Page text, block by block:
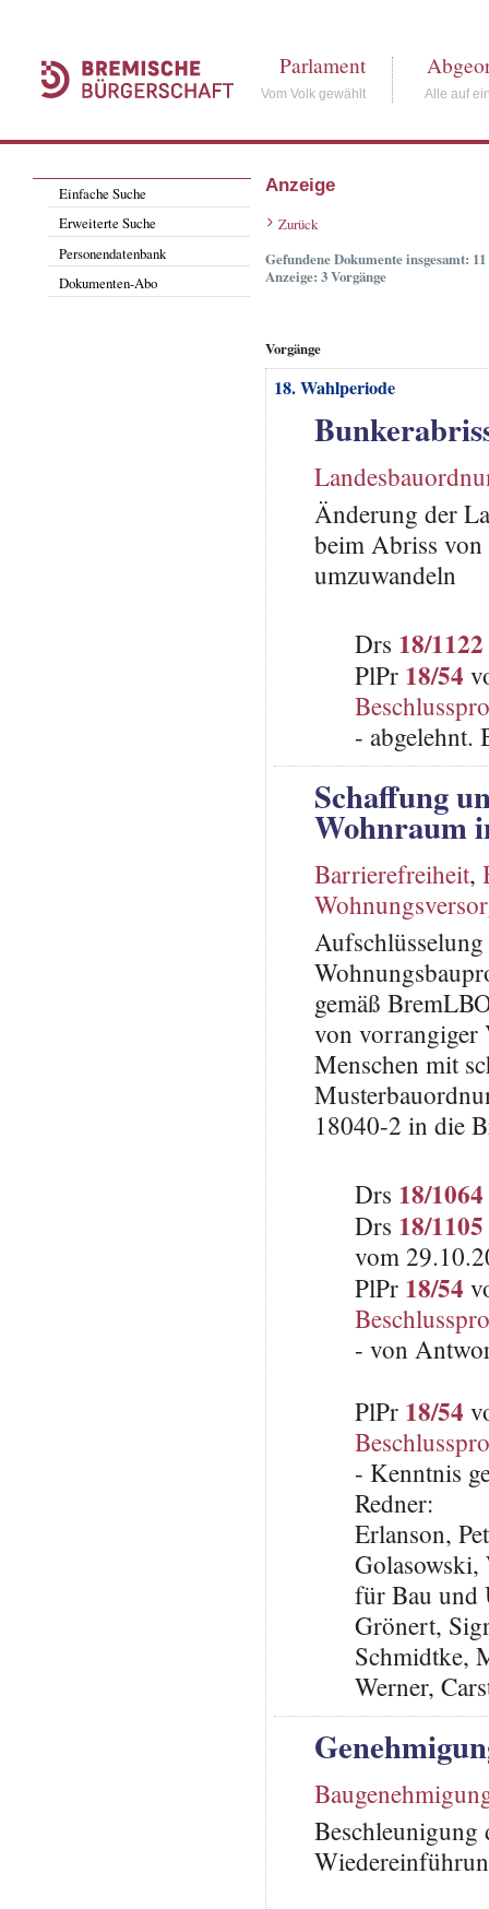
Parlament
Vom Volk gewählt Alle auf
Einfache Suche
Erweiterte Suche
Personendatenbank
Dokumenten-Abo
Anzeige
Zurück
Gefundene Dokumente insgesamt: 11
Anzeige: 3 Vorgänge
Vorgänge
18. Wahlperiode
Änderung der
beim Abriss von
umzuwandeln
Drs 18/1122
PlPr 18/54
- abgelehnt.
Schaffung
Wohnraum
Barrierefreiheit,
gemäß
von vorrangiger
Menschen mit
18040-2 in die
Drs 18/1064
Drs 18/1105
vom
PlPr 18/54
- von
PlPr 18/54
- Kenntnis
Redner:
Erlanson,
Golasowski,
für Bau und
Grönert,
Schmidtke,
Werner,
Beschleunigung